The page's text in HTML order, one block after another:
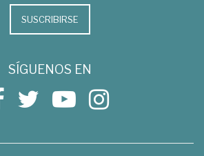
SUSCRIBIRSE
SÍGUENOS EN